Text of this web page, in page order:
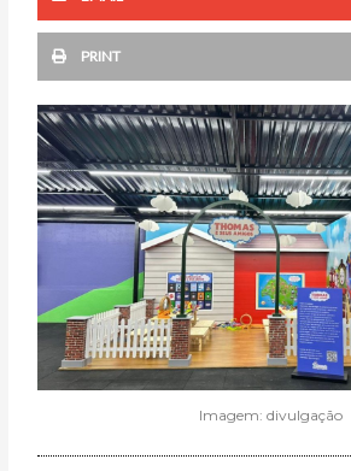
PRINT
Imagem: divulgação